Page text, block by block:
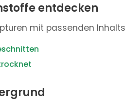
entdecken
mit passenden